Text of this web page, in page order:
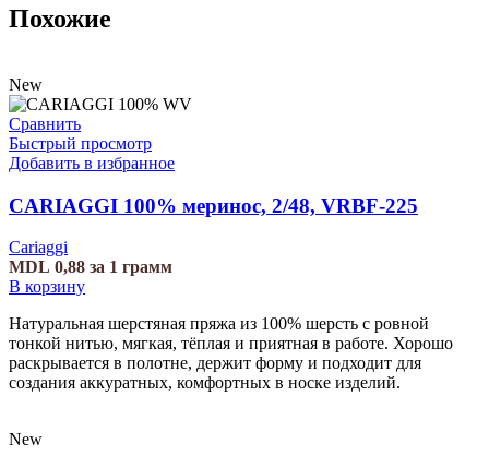
Похожие
New
Сравнить
Быстрый просмотр
Добавить в избранное
CARIAGGI 100% меринос, 2/48, VRBF-225
Cariaggi
MDL 0,88 за 1 грамм
В корзину
Натуральная шерстяная пряжа из 100% шерсть с ровной
тонкой нитью, мягкая, тёплая и приятная в работе. Хорошо
раскрывается в полотне, держит форму и подходит для
создания аккуратных, комфортных в носке изделий.
New